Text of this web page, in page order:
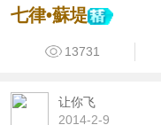
七律•蘇堤
13731
让你飞
2014-2-9